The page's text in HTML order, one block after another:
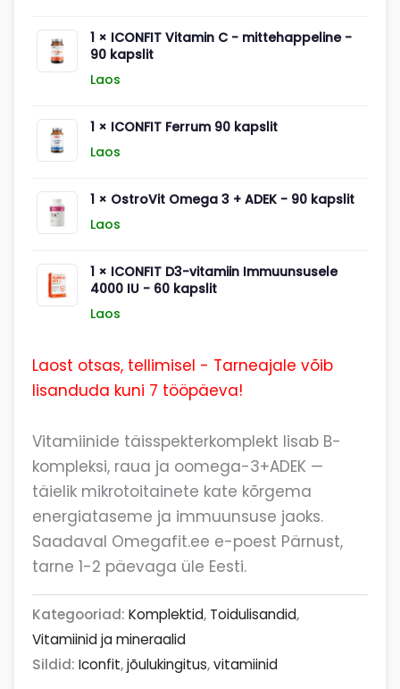
1 × ICONFIT Vitamin C - mittehappeline -
90 kapslit
Laos
1 × ICONFIT Ferrum 90 kapslit
Laos
1 × OstroVit Omega 3 + ADEK - 90 kapslit
Laos
1 × ICONFIT D3-vitamiin Immuunsusele
4000 IU - 60 kapslit
Laos
Laost otsas, tellimisel - Tarneajale võib
lisanduda kuni 7 tööpäeva!
Vitamiinide täisspekterkomplekt lisab B-
kompleksi, raua ja oomega-3+ADEK —
täielik mikrotoitainete kate kõrgema
energiataseme ja immuunsuse jaoks.
Saadaval Omegafit.ee e-poest Pärnust,
tarne 1-2 päevaga üle Eesti.
Kategooriad: Komplektid, Toidulisandid,
Vitamiinid ja mineraalid
Sildid: Iconfit,jõulukingitus,vitamiinid